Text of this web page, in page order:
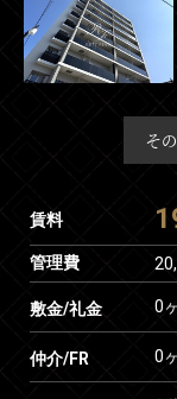
そ
賃料
管理費
敷金/礼金 0
仲介/FR 0